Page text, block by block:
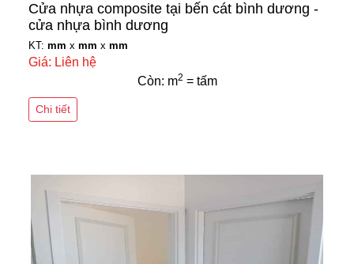
Cửa nhựa composite tại bến cát bình dương -
cửa nhựa bình dương
KT: mm x mm x mm
Giá: Liên hệ
Còn: m2 = tấm
Chi tiết